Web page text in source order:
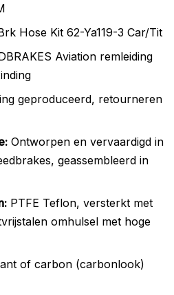
Hose Kit 62-Ya119-3 Car/Tit
Aviation remleiding
geproduceerd, retourneren
Ontworpen en vervaardigd in
geassembleerd in
PTFE Teflon, versterkt met
omhulsel met hoge
of carbon (carbonlook)